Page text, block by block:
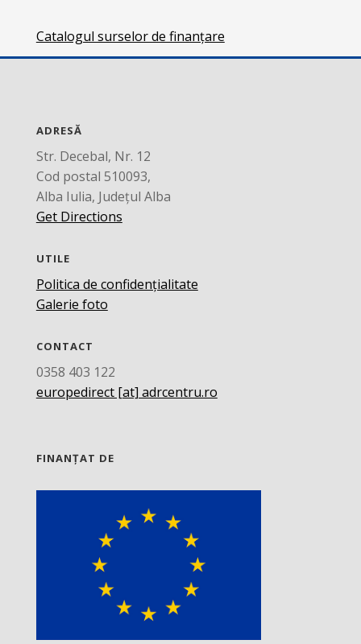
Catalogul surselor de finanțare
ADRESĂ
Str. Decebal, Nr. 12
Cod postal 510093,
Alba Iulia, Județul Alba
Get Directions
UTILE
Politica de confidențialitate
Galerie foto
CONTACT
0358 403 122
europedirect [at] adrcentru.ro
FINANȚAT DE